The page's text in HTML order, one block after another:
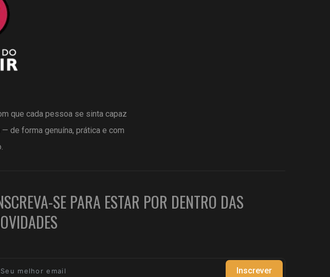
que cada pessoa se sinta capaz
de forma genuína, prática e com
SE PARA ESTAR POR DENTRO DAS
Inscrever